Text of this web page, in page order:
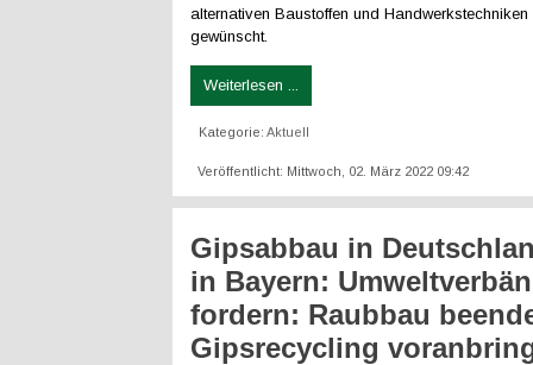
alternativen Baustoffen und
gewünscht.
Weiterlesen ...
Kategorie: Aktuell
Veröffentlicht: Mittwoch, 02. März 2022 09:42
Gipsabbau in
in Bayern:
fordern: Raubbau
Gipsrecycling